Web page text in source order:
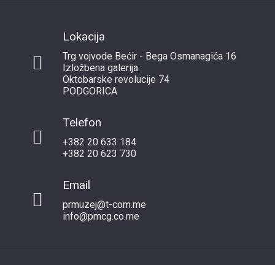
Lokacija
Trg vojvode Bećir - Bega Osmanagića 16
Izložbena galerija:
Oktobarske revolucije 74
PODGORICA
Telefon
+382 20 633 184
+382 20 623 730
Email
prmuzej@t-com.me
info@pmcg.co.me